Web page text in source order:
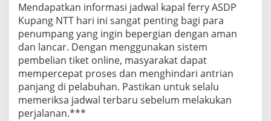
Mendapatkan informasi jadwal kapal ferry ASDP
Kupang NTT hari ini sangat penting bagi para
penumpang yang ingin bepergian dengan aman
dan lancar. Dengan menggunakan sistem
pembelian tiket online, masyarakat dapat
mempercepat proses dan menghindari antrian
panjang di pelabuhan. Pastikan untuk selalu
memeriksa jadwal terbaru sebelum melakukan
perjalanan.***